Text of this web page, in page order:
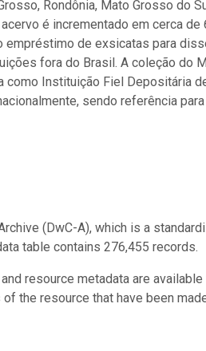
Rondônia, Mato Grosso do
é incrementado em cerca de
empréstimo de exsicatas para
fora do Brasil. A coleção do
como Instituição Fiel Depositária
sendo referência
(DwC-A), which is a
table contains 276,455 records.
resource metadata are
the resource that have been